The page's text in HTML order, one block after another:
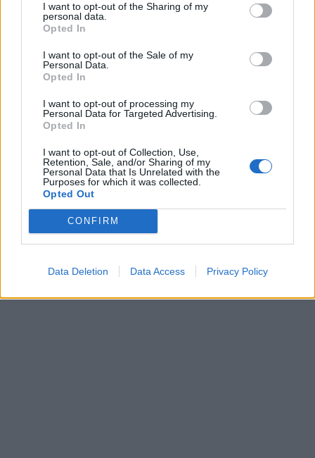
I want to opt-out of the Sharing of my
personal data.
Opted In
I want to opt-out of the Sale of my
Personal Data.
Opted In
I want to opt-out of processing my
Personal Data for Targeted Advertising.
Opted In
I want to opt-out of Collection, Use,
Retention, Sale, and/or Sharing of my
Personal Data that Is Unrelated with the
Purposes for which it was collected.
Opted Out
CONFIRM
Data Deletion Data Access Privacy Policy